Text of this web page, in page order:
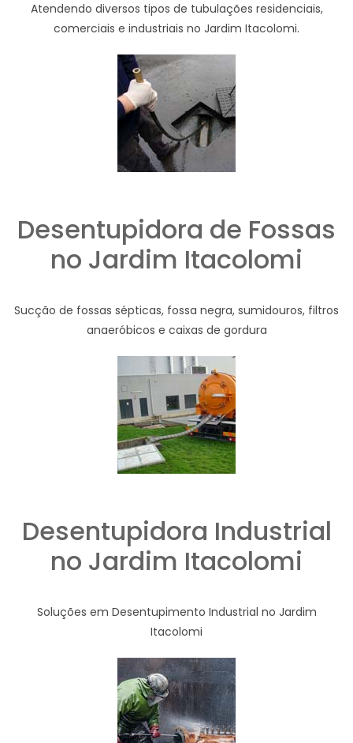
Atendendo diversos tipos de tubulações residenciais,
comerciais e industriais no Jardim Itacolomi.
Desentupidora de Fossas
no Jardim Itacolomi
Sucção de fossas sépticas, fossa negra, sumidouros, filtros
anaeróbicos e caixas de gordura
Desentupidora Industrial
no Jardim Itacolomi
Soluções em Desentupimento Industrial no Jardim
Itacolomi